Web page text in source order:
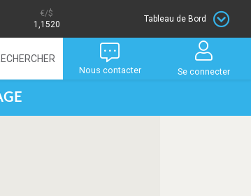
/$
1,1520
Tableau de Bord
Nous contacter Se connecter